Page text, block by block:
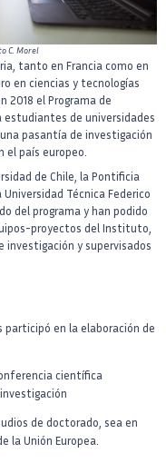
C. Morel
tanto en Francia como en
en ciencias y tecnologías
2018 el Programa de
estudiantes de universidades
pasantía de investigación
el país europeo.
de Chile, la Pontificia
Técnica Federico
del programa y han podido
proyectos del Instituto,
y supervisados
en la elaboración de
científica
de doctorado, sea en
la Unión Europea.